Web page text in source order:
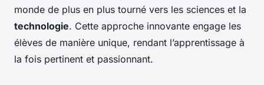
monde de plus en plus tourné vers les sciences et la
technologie. Cette approche innovante engage les
élèves de manière unique, rendant l’apprentissage à
la fois pertinent et passionnant.